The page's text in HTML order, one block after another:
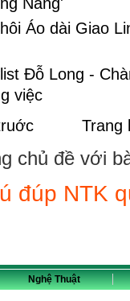
Áo dài Giao
Đỗ Long -
việc
Trang
chủ đề với
đúp NTK
Nghệ Thuật